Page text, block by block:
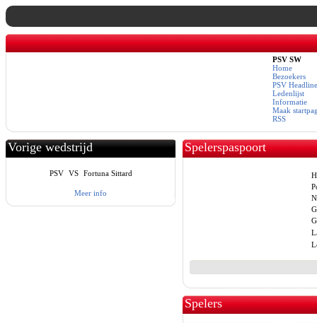
PSV SW
Home
Bezoekers
PSV
Ledenlijst
Informatie
Maak
RSS
Vorige wedstrijd
PSV VS Fortuna Sittard
Meer info
Spelerspaspoort
Spelers